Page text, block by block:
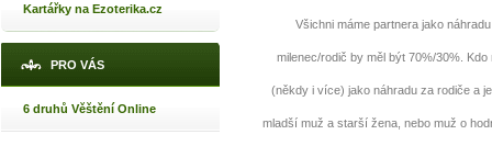
Kartářky na Ezoterika.cz
PRO VÁS
6 druhů Věštění Online
Všichni máme partnera jako
milenec/rodič by měl být 70%/30%.
(někdy i více) jako náhradu za rodiče a
mladší muž a starší žena, nebo muž o